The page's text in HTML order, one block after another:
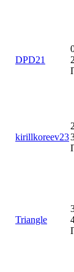
DPD21
kirillkoreev23
Triangle